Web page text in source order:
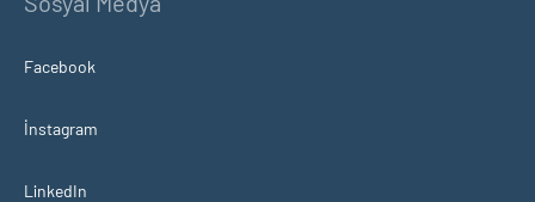
Facebook
İnstagram
LinkedIn